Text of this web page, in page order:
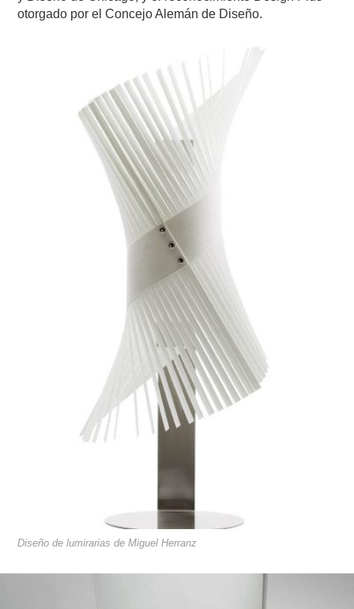
otorgado por el Concejo Alemán de Diseño.
Diseño de lumirarias de Miguel Herranz